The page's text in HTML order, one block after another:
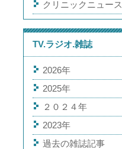
クリニックニュース
TV.ラジオ.雑誌
2026年
2025年
２０２４年
2023年
過去の雑誌記事